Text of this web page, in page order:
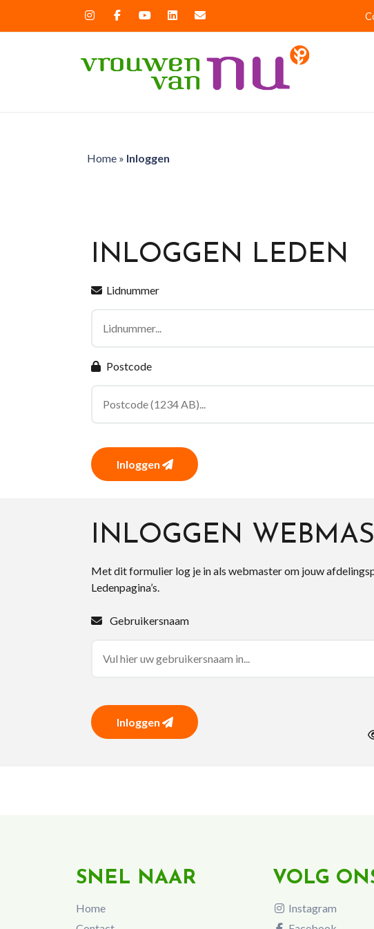
Home» Inloggen
INLOGGEN LEDEN
Lidnummer
Postcode
Inloggen
INLOGGEN
Met dit formulier log je in als webmaster om jouw
Ledenpagina’s.
Gebruikersnaam
Inloggen
SNEL NAAR
Home
VOLG
Instagram